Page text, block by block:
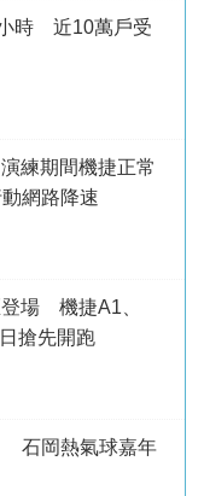
時 近10萬戶受
練期間機捷正常
網路降速
場 機捷A1、
搶先開跑
石岡熱氣球嘉年